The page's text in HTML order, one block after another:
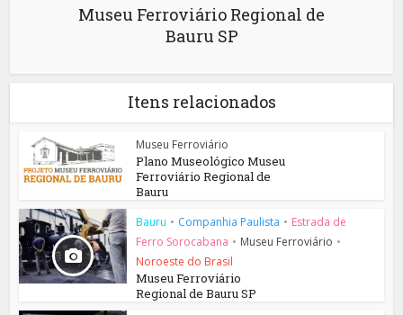
Museu Ferroviário Regional de
Bauru SP
Itens relacionados
Museu Ferroviário
Plano Museológico Museu
Ferroviário Regional de
Bauru
Bauru • Companhia Paulista • Estrada de
Ferro Sorocabana • Museu Ferroviário •
Noroeste do Brasil
Museu Ferroviário
Regional de Bauru SP